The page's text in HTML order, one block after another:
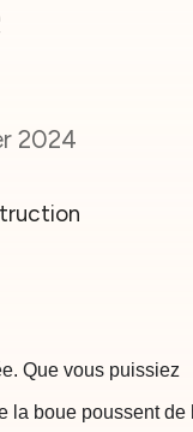
2024
Que vous puissiez
la boue poussent de